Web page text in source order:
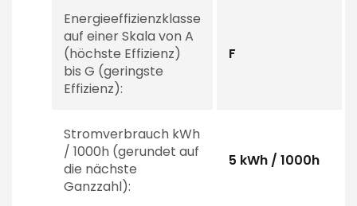
Energieeffizienzklasse
auf einer Skala von A
(höchste Effizienz)
bis G (geringste
Effizienz):
F
Stromverbrauch kWh
/ 1000h (gerundet auf
die nächste
Ganzzahl):
5 kWh / 1000h